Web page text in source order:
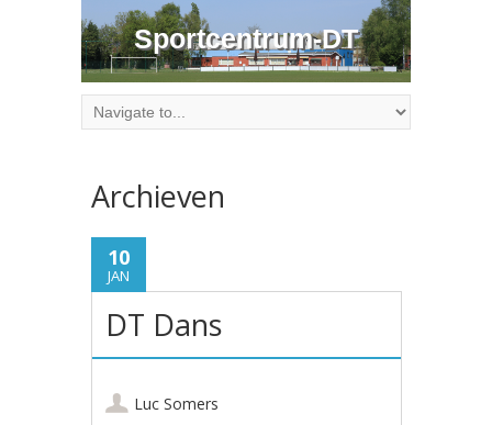
Sportcentrum-DT
Archieven
10
JAN
DT Dans
Luc Somers